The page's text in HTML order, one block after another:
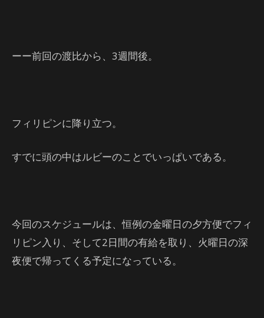
ーー前回の渡比から、3週間後。
フィリピンに降り立つ。
すでに頭の中はルビーのことでいっぱいである。
今回のスケジュールは、恒例の金曜日の夕方便でフィ
リピン入り、そして2日間の有給を取り、火曜日の深
夜便で帰ってくる予定になっている。